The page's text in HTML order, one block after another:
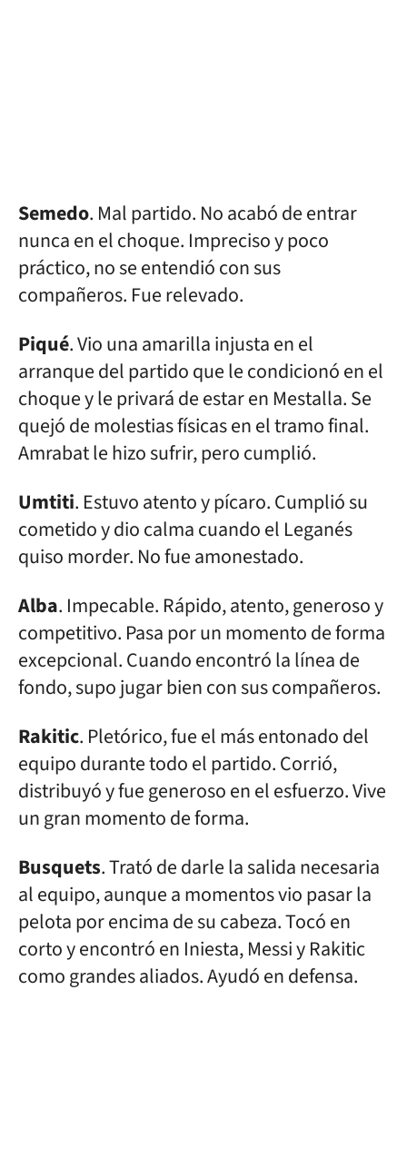
Semedo. Mal partido. No acabó de entrar
nunca en el choque. Impreciso y poco
práctico, no se entendió con sus
compañeros. Fue relevado.
Piqué. Vio una amarilla injusta en el
arranque del partido que le condicionó en el
choque y le privará de estar en Mestalla. Se
quejó de molestias físicas en el tramo final.
Amrabat le hizo sufrir, pero cumplió.
Umtiti. Estuvo atento y pícaro. Cumplió su
cometido y dio calma cuando el Leganés
quiso morder. No fue amonestado.
Alba. Impecable. Rápido, atento, generoso y
competitivo. Pasa por un momento de forma
excepcional. Cuando encontró la línea de
fondo, supo jugar bien con sus compañeros.
Rakitic. Pletórico, fue el más entonado del
equipo durante todo el partido. Corrió,
distribuyó y fue generoso en el esfuerzo. Vive
un gran momento de forma.
Busquets. Trató de darle la salida necesaria
al equipo, aunque a momentos vio pasar la
pelota por encima de su cabeza. Tocó en
corto y encontró en Iniesta, Messi y Rakitic
como grandes aliados. Ayudó en defensa.